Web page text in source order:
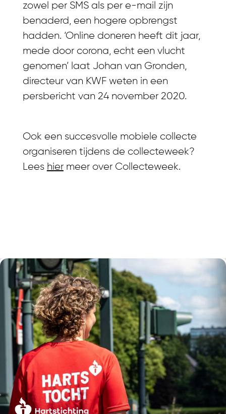
zowel per SMS als per e-mail zijn
benaderd, een hogere opbrengst
hadden. ‘Online doneren heeft dit jaar,
mede door corona, echt een vlucht
genomen’ laat Johan van Gronden,
directeur van KWF weten in een
persbericht van 24 november 2020.
Ook een succesvolle mobiele collecte
organiseren tijdens de collecteweek?
Lees hiermeer over Collecteweek.